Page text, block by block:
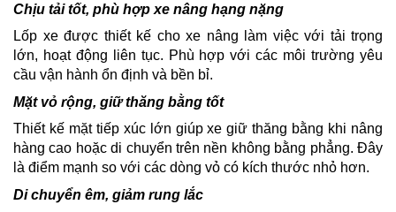
Chịu tải tốt, phù hợp xe nâng hạng nặng
Lốp xe được thiết kế cho xe nâng làm việc với tải trọng
lớn, hoạt động liên tục. Phù hợp với các môi trường yêu
cầu vận hành ổn định và bền bỉ.
Mặt vỏ rộng, giữ thăng bằng tốt
Thiết kế mặt tiếp xúc lớn giúp xe giữ thăng bằng khi nâng
hàng cao hoặc di chuyển trên nền không bằng phẳng. Đây
là điểm mạnh so với các dòng vỏ có kích thước nhỏ hơn.
Di chuyển êm, giảm rung lắc